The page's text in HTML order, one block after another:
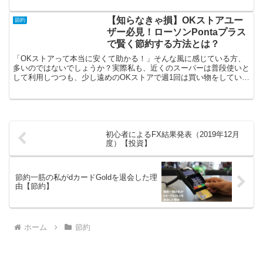
節約
【知らなきゃ損】OKストアユー
ザー必見！ローソンPontaプラス
で賢く節約する方法とは？
「OKストアって本当に安くて助かる！」そんな風に感じている方、
多いのではないでしょうか？実際私も、近くのスーパーは普段使いと
して利用しつつも、少し遠めのOKストアで週1回は買い物をしていま
初心者によるFX結果発表（2019年12月
度）【投資】
節約一筋の私がdカードGoldを退会した理
由【節約】
ホーム 節約